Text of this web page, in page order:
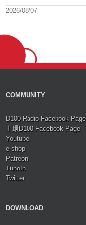
2026/08/07
COMMUNITY
D100 Radio Facebook Page
上環D100 Facebook Page
Youtube
e-shop
Patreon
TuneIn
Twitter
DOWNLOAD